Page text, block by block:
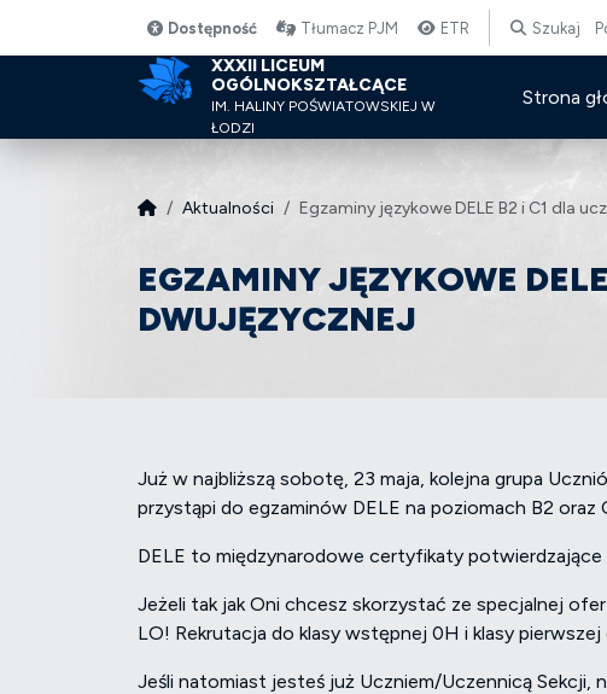
Dostępność Tłumacz PJM ETR Szukaj
XXXII LICEUM
OGÓLNOKSZTAŁCĄCE
IM. HALINY POŚWIATOWSKIEJ W
ŁODZI
Strona
Aktualności Egzaminy językowe DELE B2 i C1 dla
EGZAMINY JĘZYKOWE
DWUJĘZYCZNEJ
Już w najbliższą sobotę, 23 maja, kolejna grupa
przystąpi do egzaminów DELE na poziomach B2
DELE to międzynarodowe certyfikaty potwierdzające
Jeżeli tak jak Oni chcesz skorzystać ze specjalnej
LO! Rekrutacja do klasy wstępnej 0H i klasy
Jeśli natomiast jesteś już Uczniem/Uczennicą Sekcji,